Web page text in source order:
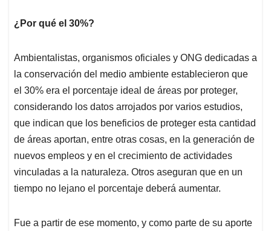
¿Por qué el 30%?
Ambientalistas, organismos oficiales y ONG dedicadas a
la conservación del medio ambiente establecieron que
el 30% era el porcentaje ideal de áreas por proteger,
considerando los datos arrojados por varios estudios,
que indican que los beneficios de proteger esta cantidad
de áreas aportan, entre otras cosas, en la generación de
nuevos empleos y en el crecimiento de actividades
vinculadas a la naturaleza. Otros aseguran que en un
tiempo no lejano el porcentaje deberá aumentar.
Fue a partir de ese momento, y como parte de su aporte